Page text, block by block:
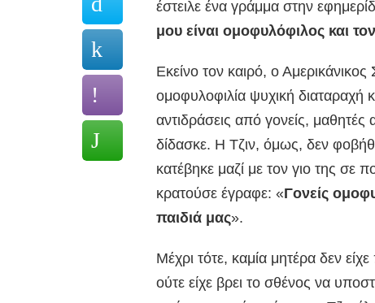
έστειλε ένα γράμμα στην
μου είναι ομοφυλόφιλος και
Εκείνο τον καιρό, ο
ομοφυλοφιλία ψυχική
αντιδράσεις από γονείς, μαθητές
δίδασκε. Η Τζιν, όμως, δεν
κατέβηκε μαζί με τον γιο της σε
κρατούσε έγραφε: «Γονείς
παιδιά μας».
Μέχρι τότε, καμία μητέρα δεν
ούτε είχε βρει το σθένος να